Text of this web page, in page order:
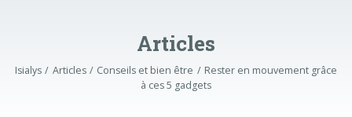
Articles
Isialys Articles Conseils et bien être
Rester en mouvement grâce
à ces 5 gadgets